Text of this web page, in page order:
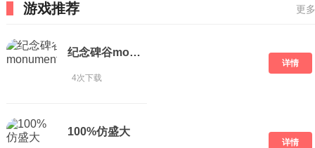
游戏推荐 更
纪念碑谷monumentvalley
4次下载
详情
100%仿盛大
详情